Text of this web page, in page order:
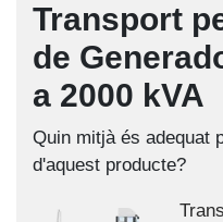
Transport
de
a 2000 kVA
Quin mitjà és adequat
d'aquest producte?